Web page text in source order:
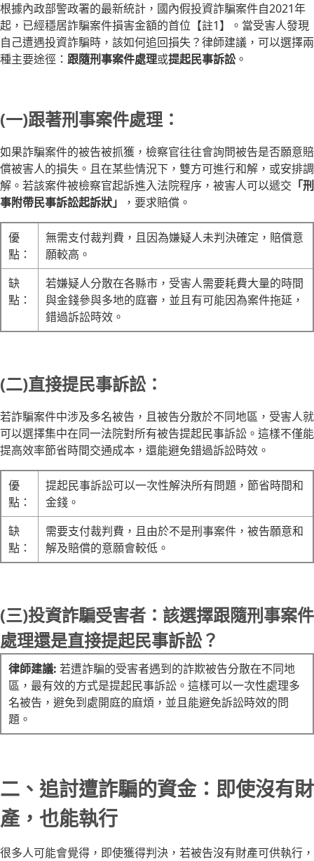
根據內政部警政署的最新統計，國內假投資詐騙案件自2021年
起，已經穩居詐騙案件損害金額的首位【註1】。當受害人發現
自己遭遇投資詐騙時，該如何追回損失？律師建議，可以選擇兩
種主要途徑： 跟隨刑事案件處理或提起民事訴訟。
(一)跟著刑事案件處理：
如果詐騙案件的被告被抓獲，檢察官往往會詢問被告是否願意賠
償被害人的損失。且在某些情況下，雙方可進行和解，或安排調
解。若該案件被檢察官起訴進入法院程序，被害人可以遞交 「刑
事附帶民事訴訟起訴狀」
，要求賠償。
優
點：
無需支付裁判費，且因為嫌疑人未判決確定，賠償意
願較高。
缺
點：
若嫌疑人分散在各縣市，受害人需要耗費大量的時間
與金錢參與多地的庭審，並且有可能因為案件拖延，
錯過訴訟時效。
(二)直接提民事訴訟：
若詐騙案件中涉及多名被告，且被告分散於不同地區，受害人就
可以選擇集中在同一法院對所有被告提起民事訴訟。這樣不僅能
提高效率節省時間交通成本，還能避免錯過訴訟時效。
優
點：
提起民事訴訟可以一次性解決所有問題，節省時間和
金錢。
缺
點：
需要支付裁判費，且由於不是刑事案件，被告願意和
解及賠償的意願會較低。
(三)投資詐騙受害者：該選擇跟隨刑事案件
處理還是直接提起民事訴訟？
律師建議: 若遭詐騙的受害者遇到的詐欺被告分散在不同地
區，最有效的方式是提起民事訴訟。這樣可以一次性處理多
名被告，避免到處開庭的麻煩，並且能避免訴訟時效的問
題。
二、追討遭詐騙的資金：即使沒有財
產，也能執行
很多人可能會覺得，即使獲得判決，若被告沒有財產可供執行，